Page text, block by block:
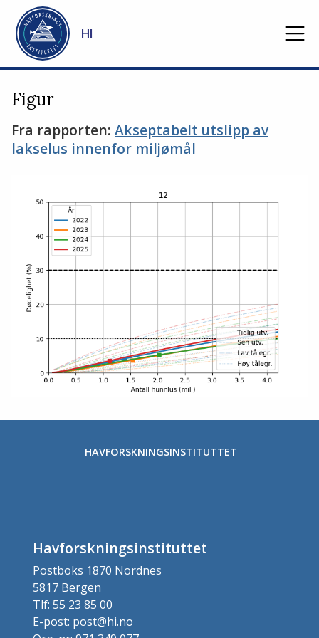
Gå til hovedinnhold
HI
Figur
Fra rapporten: Akseptabelt utslipp av
lakselus innenfor miljømål
HAVFORSKNINGSINSTITUTTET
Havforskningsinstituttet
Postboks 1870 Nordnes
5817 Bergen
Tlf: 55 23 85 00
E-post: post@hi.no